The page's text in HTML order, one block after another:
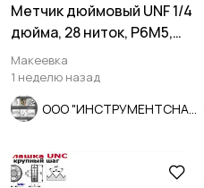
Метчик дюймовый UNF 1/4
дюйма, 28 ниток, Р6М5,
мелкий шаг, 66/26 мм.
Макеевка
1 неделю назад